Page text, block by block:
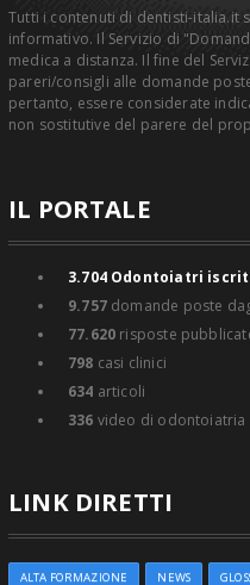
Tutti i contenuti di dentisti-italia.it
informativo. Il Servizio di
medica a distanza. Il fine del
pareri/consigli alle domande
pertanto, essere considerate
non sostitutive del parere del
IL PORTALE
3.704Odontoiatri
9.757domande poste
77.620 risposte
798 casi clinici
634 articoli
336 video di odontoiatria
LINK DIRETTI
ALTA FORMAZIONE NEWS